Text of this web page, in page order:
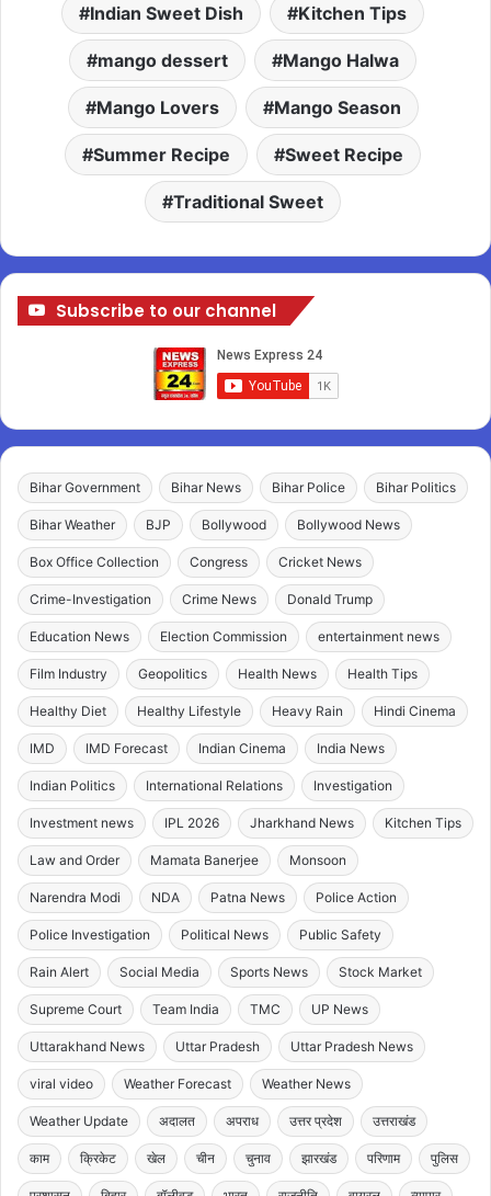
Indian Sweet Dish Kitchen Tips
mango dessert Mango Halwa
Mango Lovers Mango Season
Summer Recipe Sweet Recipe
Traditional Sweet
Subscribe to our channel
Bihar Government Bihar News Bihar Police Bihar Politics
Bihar Weather BJP Bollywood Bollywood News
Box Office Collection Congress Cricket News
Crime-Investigation Crime News Donald Trump
Education News Election Commission entertainment news
Film Industry Geopolitics Health News Health Tips
Healthy Diet Healthy Lifestyle Heavy Rain Hindi Cinema
IMD IMD Forecast Indian Cinema India News
Indian Politics International Relations Investigation
Investment news IPL 2026 Jharkhand News Kitchen Tips
Law and Order Mamata Banerjee Monsoon
Narendra Modi NDA Patna News Police Action
Police Investigation Political News Public Safety
Rain Alert Social Media Sports News Stock Market
Supreme Court Team India TMC UP News
Uttarakhand News Uttar Pradesh Uttar Pradesh News
viral video Weather Forecast Weather News
Weather Update अदालत अपराध उत्तर प्रदेश उत्तराखंड
काम क्रिकेट खेल चीन चुनाव झारखंड परिणाम पुलिस